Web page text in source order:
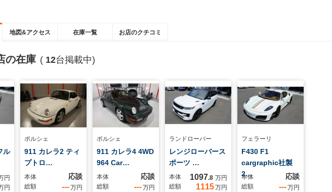
地図&アクセス 在庫一覧 お店のクチコミ
の在庫 ( 12台掲載中)
ル
円
円
ポルシェ
911 カレラ2 ティ
プトロ…
本体 応談
総額 ---万円
ポルシェ
911 カレラ4 4WD
964 Car…
本体 応談
総額 ---万円
ランドローバー
レンジローバース
ポーツ …
本体 1097.8 万円
総額
1115万円
フェラーリ
F430 F1
cargraphic社製
2…
本体 応談
総額 ---万円